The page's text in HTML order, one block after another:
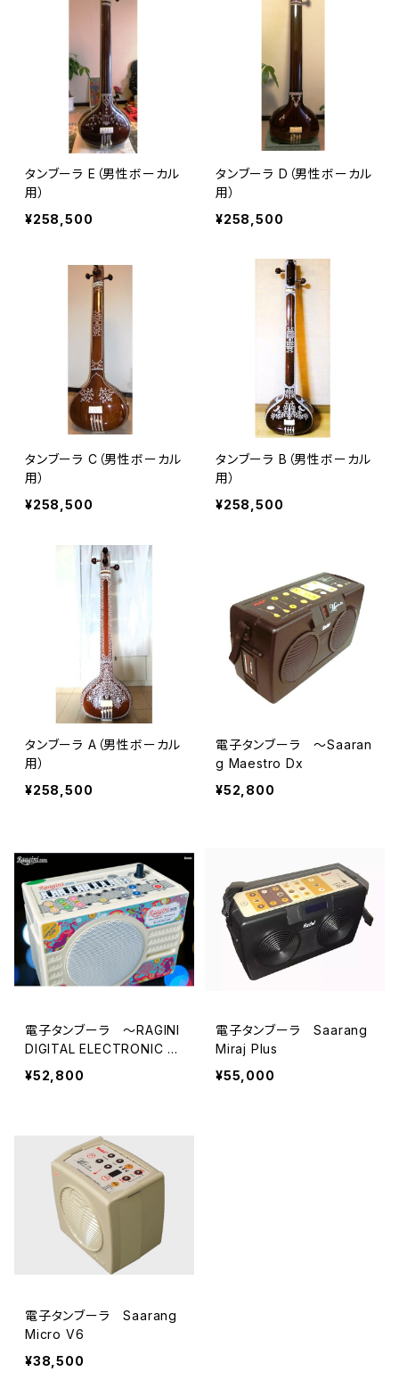
タンブーラ E（男性ボーカル
用）
¥258,500
タンブーラ D（男性ボーカル
用）
¥258,500
タンブーラ C（男性ボーカル
用）
¥258,500
タンブーラ B（男性ボーカル
用）
¥258,500
タンブーラ A（男性ボーカル
用）
¥258,500
電子タンブーラ ～Saaran
g Maestro Dx
¥52,800
電子タンブーラ ～RAGINI
DIGITAL ELECTRONIC T
ANPURA
¥52,800
電子タンブーラ Saarang
Miraj Plus
¥55,000
電子タンブーラ Saarang
Micro V6
¥38,500